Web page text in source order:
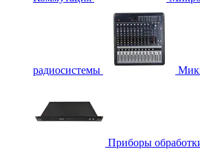
радиосистемы
Приборы